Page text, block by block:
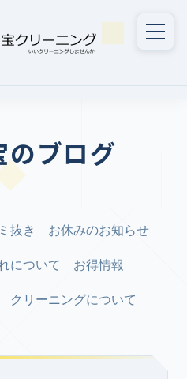
のブログ
抜き お休みのお知らせ
について お得情報
クリーニングについて